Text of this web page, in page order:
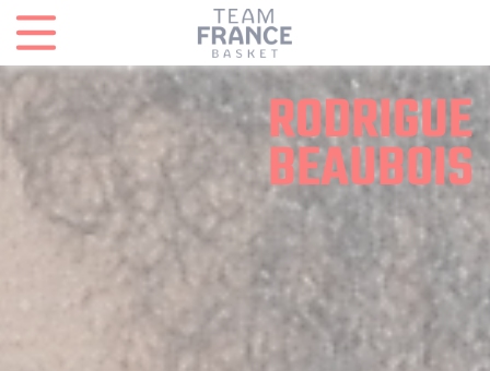
RODRIGUE
BEAUBOIS
Panneau de gestion des cookies